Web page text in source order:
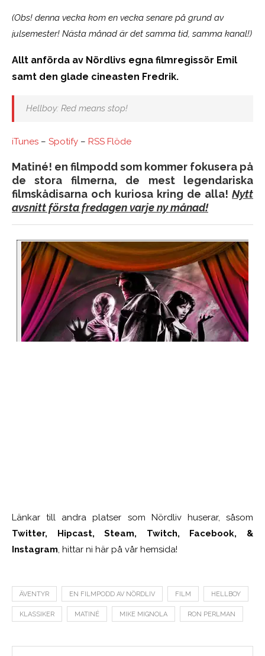
(Obs! denna vecka kom en vecka senare på grund av
julsemester! Nästa månad är det samma tid, samma kanal!)
Allt anförda av Nördlivs egna filmregissör Emil
samt den glade cineasten Fredrik.
Hellboy: Red means stop!
iTunes – Spotify – RSS Flöde
Matiné! en filmpodd som kommer fokusera på
de stora filmerna, de mest legendariska
filmskådisarna och kuriosa kring de alla! Nytt
avsnitt första fredagen varje ny månad!
Länkar till andra platser som Nördliv huserar, såsom
Twitter, Hipcast, Steam, Twitch, Facebook, &
Instagram, hittar ni här på vår hemsida!
ÄVENTYR EN FILMPODD AV NÖRDLIV FILM HELLBOY
KLASSIKER MATINÉ MIKE MIGNOLA RON PERLMAN